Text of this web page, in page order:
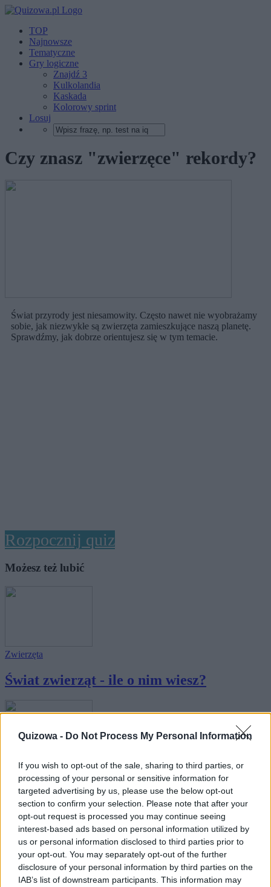
Quizowa - Do Not Process My Personal Information
If you wish to opt-out of the sale, sharing to third parties, or
processing of your personal or sensitive information for
targeted advertising by us, please use the below opt-out
section to confirm your selection. Please note that after your
opt-out request is processed you may continue seeing
interest-based ads based on personal information utilized by
us or personal information disclosed to third parties prior to
your opt-out. You may separately opt-out of the further
disclosure of your personal information by third parties on the
IAB’s list of downstream participants. This information may
TOP
Najnowsze
Tematyczne
Gry logiczne
Znajdź 3
Kulkolandia
Kaskada
Kolorowy sprint
Losuj
Czy znasz "zwierzęce" rekordy?
Świat przyrody jest niesamowity. Często nawet nie wyobrażamy
sobie, jak niezwykłe są zwierzęta zamieszkujące naszą planetę.
Sprawdźmy, jak dobrze orientujesz się w tym temacie.
Rozpocznij quiz
Możesz też lubić
Zwierzęta
Świat zwierząt - ile o nim wiesz?
Nauka
Geograficzne rekordy świata - na pewno
je zna...